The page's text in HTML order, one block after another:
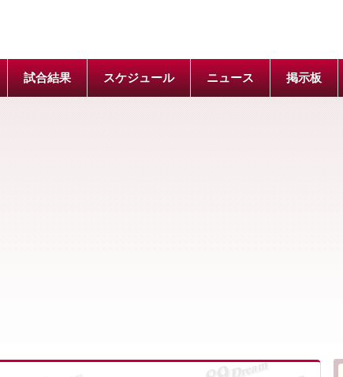
試合結果 スケジュール ニュース 掲示板